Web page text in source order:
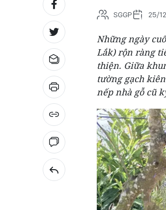
SGGP 25/
Những ngày
Lắk) rộn ràng
thiện. Giữa
tường gạch
nếp nhà gỗ cũ